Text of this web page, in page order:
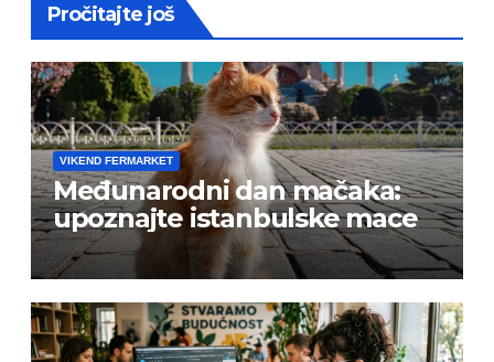
Pročitajte još
VIKEND FERMARKET
Međunarodni dan mačaka:
upoznajte istanbulske mace